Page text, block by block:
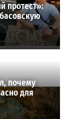
протест»:
почему
для